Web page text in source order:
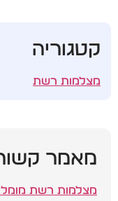
קטגוריה
מצלמות רשת
מאמר